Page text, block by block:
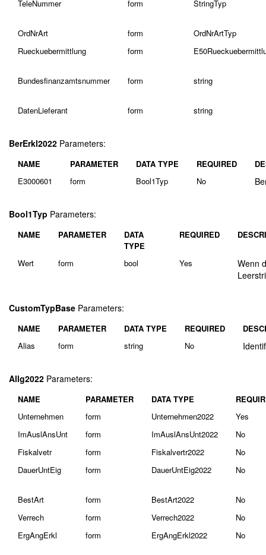
TeleNummer form StringTyp
OrdNrArt form
OrdNrArtTyp
Rueckuebermittlung
form
Bundesfinanzamtsnummer form string
DatenLieferant form string
BerErkl2022 Parameters:
NAME PARAMETER DATA TYPE REQUIRED
E3000601
form Bool1Typ No
Bool1Typ Parameters:
NAME PARAMETER
DATA
TYPE
REQUIRED
Wert form bool Yes
Wenn
CustomTypBase Parameters:
NAME PARAMETER DATA TYPE REQUIRED
Alias
form string No
Allg2022 Parameters:
NAME PARAMETER DATA TYPE
Unternehmen
form Unternehmen2022
Yes
ImAuslAnsUnt
form ImAuslAnsUnt2022
No
Fiskalvetr
form Fiskalvertr2022
No
DauerUntEig
form DauerUntEig2022 No
BestArt form BestArt2022
No
Verrech
form Verrech2022
No
ErgAngErkl
form ErgAngErkl2022 No